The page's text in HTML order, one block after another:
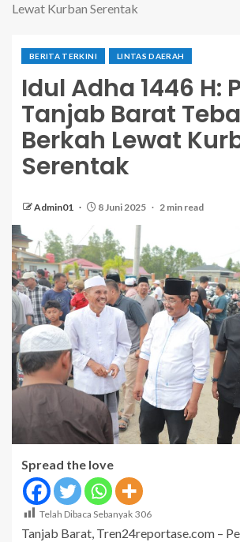
Lewat Kurban Serentak
BERITA TERKINI LINTAS DAERAH
Idul Adha 1446 H:
Tanjab Barat
Berkah Lewat
Serentak
Admin01 8 Juni 2025 2 min read
Spread the love
Telah Dibaca Sebanyak 306
Tanjab Barat, Tren24reportase.com –